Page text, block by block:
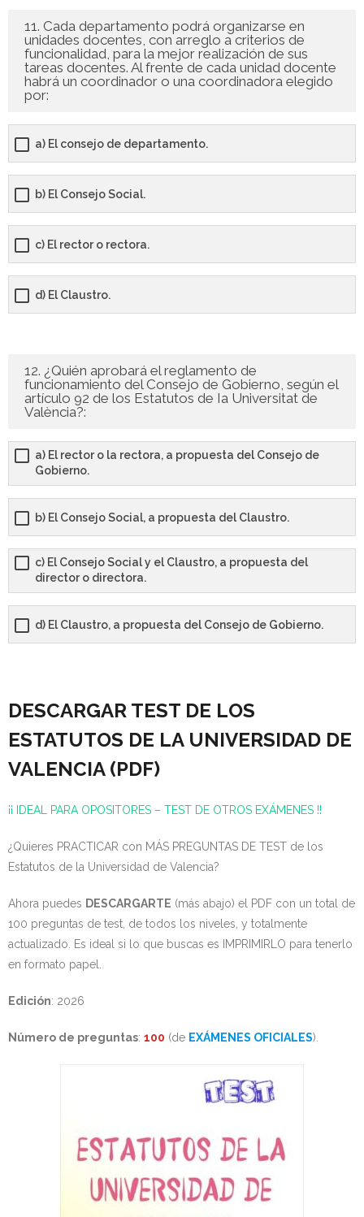
11. Cada departamento podrá organizarse en
unidades docentes, con arreglo a criterios de
funcionalidad, para la mejor realización de sus
tareas docentes. Al frente de cada unidad docente
habrá un coordinador o una coordinadora elegido
por:
a) El consejo de departamento.
b) El Consejo Social.
c) El rector o rectora.
d) El Claustro.
12. ¿Quién aprobará el reglamento de
funcionamiento del Consejo de Gobierno, según el
artículo 92 de los Estatutos de Ia Universitat de
València?:
a) El rector o la rectora, a propuesta del Consejo de
Gobierno.
b) El Consejo Social, a propuesta del Claustro.
c) El Consejo Social y el Claustro, a propuesta del
director o directora.
d) El Claustro, a propuesta del Consejo de Gobierno.
DESCARGAR TEST DE LOS
ESTATUTOS DE LA UNIVERSIDAD DE
VALENCIA (PDF)
¡¡ IDEAL PARA OPOSITORES – TEST DE OTROS EXÁMENES !!
¿Quieres PRACTICAR con MÁS PREGUNTAS DE TEST de los
Estatutos de la Universidad de Valencia?
Ahora puedes DESCARGARTE (más abajo) el PDF con un total de
100 preguntas de test, de todos los niveles, y totalmente
actualizado. Es ideal si lo que buscas es IMPRIMIRLO para tenerlo
en formato papel.
Edición: 2026
Número de preguntas: 100 (de EXÁMENES OFICIALES).